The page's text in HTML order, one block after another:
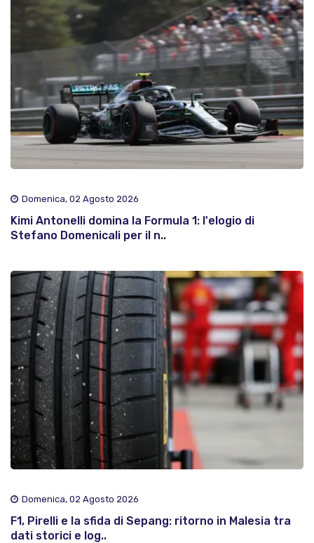
Domenica, 02 Agosto 2026
Kimi Antonelli domina la Formula 1: l'elogio di
Stefano Domenicali per il n..
Domenica, 02 Agosto 2026
F1, Pirelli e la sfida di Sepang: ritorno in Malesia tra
dati storici e log..